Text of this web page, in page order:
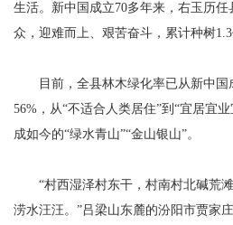
生活。新中国成立70多年来，右玉历
众，迎难而上、艰苦奋斗，累计种树1.3
目前，全县林木绿化率已从新中国
56%，从“不适合人类居住”到“宜居宜
成如今的“绿水青山”“金山银山”。
“村西湿泽村东干，村南村北碱荒滩
涝水汪汪。”吕梁山东麓的汾阳市贾家